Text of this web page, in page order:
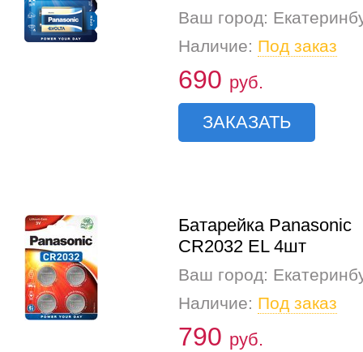
Ваш город:
Наличие: Под заказ
690 руб.
ЗАКАЗАТЬ
Батарейка Panasonic
CR2032 EL 4шт
Ваш город:
Наличие: Под заказ
790 руб.